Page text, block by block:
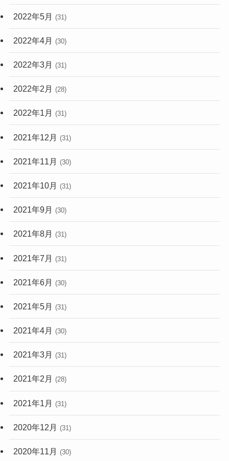
2022年5月 (31)
2022年4月 (30)
2022年3月 (31)
2022年2月 (28)
2022年1月 (31)
2021年12月 (31)
2021年11月 (30)
2021年10月 (31)
2021年9月 (30)
2021年8月 (31)
2021年7月 (31)
2021年6月 (30)
2021年5月 (31)
2021年4月 (30)
2021年3月 (31)
2021年2月 (28)
2021年1月 (31)
2020年12月 (31)
2020年11月 (30)